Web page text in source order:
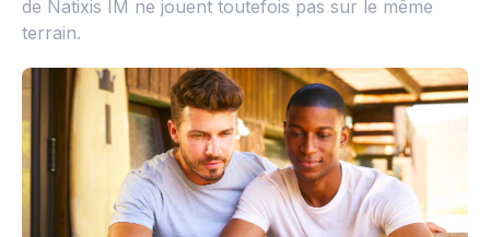
de Natixis IM ne jouent toutefois pas sur le même
terrain.